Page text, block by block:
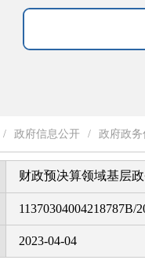
/ 政府信息公开 / 政府政
财政预决算领域基层
11370304004218787B/
2023-04-04